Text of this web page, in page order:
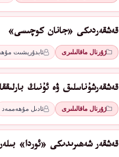
قەشقەردىكى «جانان كوچىسى»
ژۇرنال ماقالىلىرى ئابدۇرېشىت
قەشقەرشۇناسلىق ۋە ئۇنىڭ
ژۇرنال ماقالىلىرى ئادىل مۇھەممەد
قەشقەر شەھىرىدىكى «ئوردا»